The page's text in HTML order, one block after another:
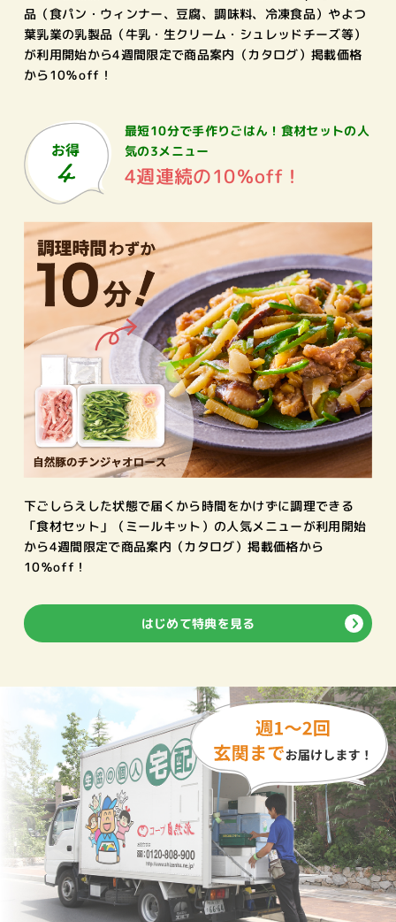
品（食パン・ウィンナー、豆腐、調味料、冷凍食品）やよつ
葉乳業の乳製品（牛乳・生クリーム・シュレッドチーズ等）
が利用開始から4週間限定で商品案内（カタログ）掲載価格
から10％off！
最短10分で手作りごはん！ 食材セットの人
気の3メニュー
4週連続の10％off！
下ごしらえした状態で届くから時間をかけずに調理できる
「食材セット」（ミールキット）の人気メニューが利用開始
から4週間限定で商品案内（カタログ）掲載価格から
10％off！
はじめて特典を見る